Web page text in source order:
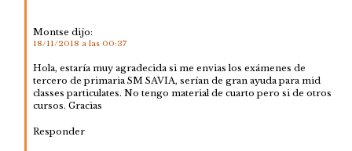
Montse dijo:
18/11/2018 a las 00:37
Hola, estaría muy agradecida si me envias los exámenes de
tercero de primaria SM SAVIA, serían de gran ayuda para mid
classes particulates. No tengo material de cuarto pero si de otros
cursos. Gracias
Responder